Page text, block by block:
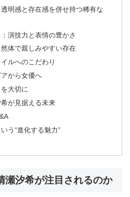
詳しく見る
詳しく見る
最強Hアプリ
明感と存在感を併せ持つ稀有な
演技力と表情の豊かさ
体で親しみやすい存在
ルへのこだわり
から女優へ
大切に
が見据える未来
う“進化する魅力”
瀬汐希が注目されるのか